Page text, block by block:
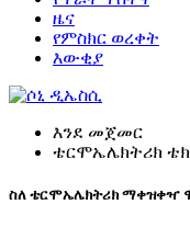
ዜና
የምስክር ወረቀት
እውቂያ
እንደ መጀመር
ቴርሞኤሌክትሪክ
ስለ ቴርሞኤሌክትሪክ ማቀዝቀዣ